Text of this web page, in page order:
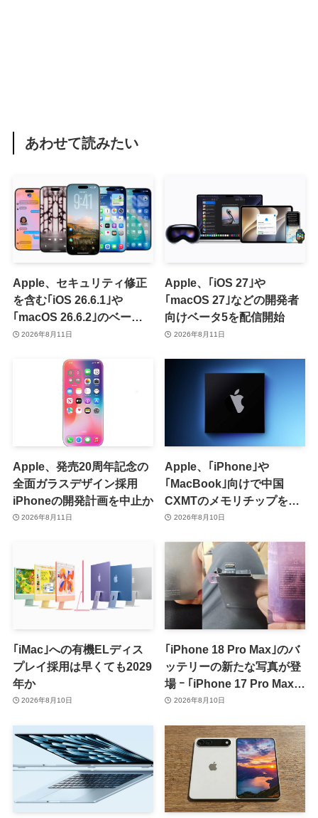
あわせて読みたい
Apple、セキュリティ修正
を含む｢iOS 26.6.1｣や
｢macOS 26.6.2｣のベータ
版を配信開始
2026年8月11日
Apple、｢iOS 27｣や
｢macOS 27｣などの開発者
向けベータ5を配信開始
2026年8月11日
Apple、発売20周年記念の
全面ガラスデザイン採用
iPhoneの開発計画を中止か
2026年8月11日
Apple、｢iPhone｣や
｢MacBook｣向けで中国
CXMTのメモリチップをテ
スト
2026年8月10日
｢iMac｣への有機ELディス
プレイ採用は早くても2029
年か
2026年8月10日
｢iPhone 18 Pro Max｣のバ
ッテリーの新たな写真が登
場 ｰ ｢iPhone 17 Pro Max｣
からの容量増加を確認
2026年8月10日